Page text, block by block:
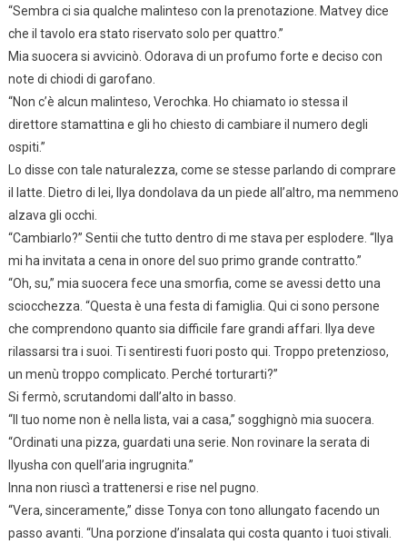
“Sembra ci sia qualche malinteso con la prenotazione. Matvey dice
che il tavolo era stato riservato solo per quattro.”
Mia suocera si avvicinò. Odorava di un profumo forte e deciso con
note di chiodi di garofano.
“Non c’è alcun malinteso, Verochka. Ho chiamato io stessa il
direttore stamattina e gli ho chiesto di cambiare il numero degli
ospiti.”
Lo disse con tale naturalezza, come se stesse parlando di comprare
il latte. Dietro di lei, Ilya dondolava da un piede all’altro, ma nemmeno
alzava gli occhi.
“Cambiarlo?” Sentii che tutto dentro di me stava per esplodere. “Ilya
mi ha invitata a cena in onore del suo primo grande contratto.”
“Oh, su,” mia suocera fece una smorfia, come se avessi detto una
sciocchezza. “Questa è una festa di famiglia. Qui ci sono persone
che comprendono quanto sia difficile fare grandi affari. Ilya deve
rilassarsi tra i suoi. Ti sentiresti fuori posto qui. Troppo pretenzioso,
un menù troppo complicato. Perché torturarti?”
Si fermò, scrutandomi dall’alto in basso.
“Il tuo nome non è nella lista, vai a casa,” sogghignò mia suocera.
“Ordinati una pizza, guardati una serie. Non rovinare la serata di
Ilyusha con quell’aria ingrugnita.”
Inna non riuscì a trattenersi e rise nel pugno.
“Vera, sinceramente,” disse Tonya con tono allungato facendo un
passo avanti. “Una porzione d’insalata qui costa quanto i tuoi stivali.